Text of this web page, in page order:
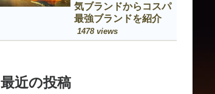
気ブランドからコスパ
最強ブランドを紹介
1478 views
最近の投稿